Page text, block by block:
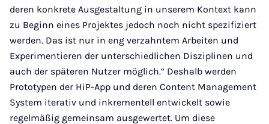
deren konkrete Ausgestaltung in unserem Kontext kann
zu Beginn eines Projektes jedoch noch nicht spezifiziert
werden. Das ist nur in eng verzahntem Arbeiten und
Experimentieren der unterschiedlichen Disziplinen und
auch der späteren Nutzer möglich.“ Deshalb werden
Prototypen der HiP-App und deren Content Management
System iterativ und inkrementell entwickelt sowie
regelmäßig gemeinsam ausgewertet. Um diese